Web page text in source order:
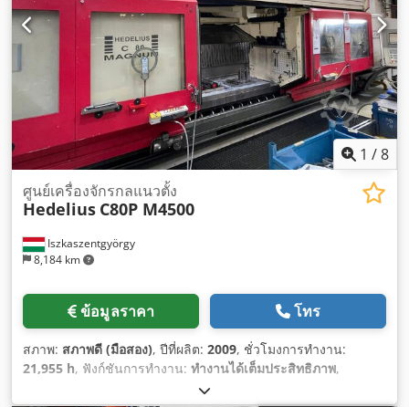
1 /8
Iszkaszentgyörgy
8,184 km
ศูนย์เครื่องจักรกลแนวตั้ง
Hedelius C80P M4500
ข้อมูลราคา โทร
สภาพ: สภาพดี (มือสอง), ปีที่ผลิต: 2009, ชั่วโมงการทำงาน:
21,955 h, ฟังก์ชันการทำงาน: ทำงานได้เต็มประสิทธิภาพ,